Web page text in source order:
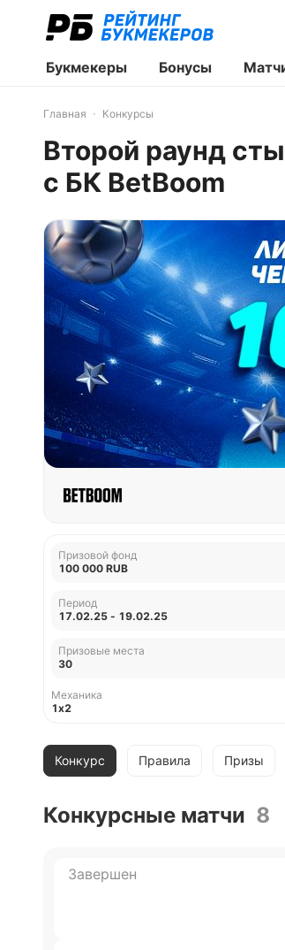
Букмекеры Бонусы
Главная Конкурсы
Второй раунд
с БК BetBoom
Призовой фонд
100 000 RUB
Период
17.02.25 - 19.02.25
Призовые места
30
Механика
1x2
Конкурс Правила Призы
Конкурсные матчи 8
Завершен